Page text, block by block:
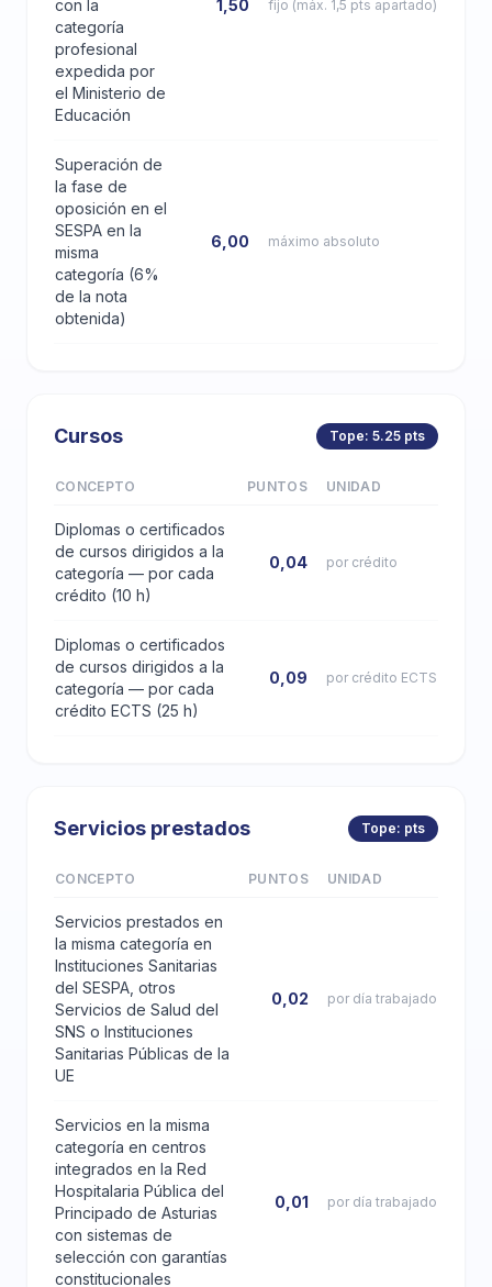
con la
categoría
profesional
expedida por
el Ministerio de
Educación
1,50 fijo (máx. 1,5 pts apartado)
Superación de
la fase de
oposición en el
SESPA en la
misma
categoría (6%
de la nota
obtenida)
6,00 máximo absoluto
Cursos Tope: 5.25 pts
CONCEPTO PUNTOS UNIDAD
Diplomas o certificados
de cursos dirigidos a la
categoría — por cada
crédito (10 h)
0,04 por crédito
Diplomas o certificados
de cursos dirigidos a la
categoría — por cada
crédito ECTS (25 h)
0,09 por crédito ECTS
Servicios prestados Tope: pts
CONCEPTO PUNTOS UNIDAD
Servicios prestados en
la misma categoría en
Instituciones Sanitarias
del SESPA, otros
Servicios de Salud del
SNS o Instituciones
Sanitarias Públicas de la
UE
0,02 por día trabajado
Servicios en la misma
categoría en centros
integrados en la Red
Hospitalaria Pública del
Principado de Asturias
con sistemas de
selección con garantías
constitucionales
0,01 por día trabajado